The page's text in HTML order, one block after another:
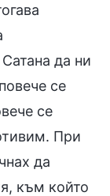
да ни
се
се
При
да
към който